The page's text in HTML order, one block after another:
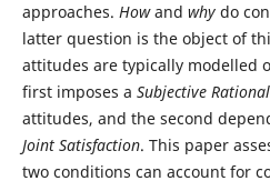
approaches. Howand whydo
latter question is the object of
attitudes are typically modelled
first imposes a Subjective
attitudes, and the second
Joint Satisfaction. This paper
two conditions can account for